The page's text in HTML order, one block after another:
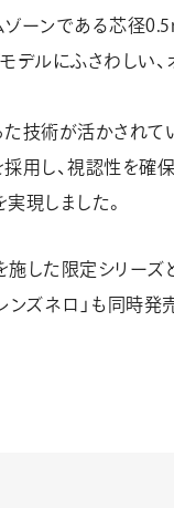
ゾーンである芯径
デルにふさわしい
た技術が活かされ
用し、視認性を確
現しました。
した限定シリーズ
ンズネロ」も同時発